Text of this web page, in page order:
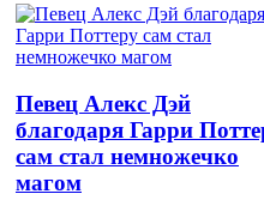
Певец Алекс Дэй
благодаря Гарри
сам стал немножечко
магом